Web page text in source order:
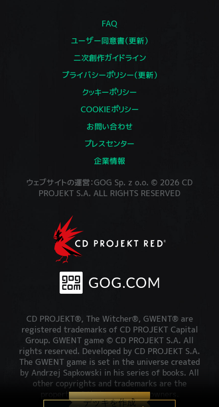
デッキを作成
FAQ
ユーザー同意書（更新）
二次創作ガイドライン
プライバシーポリシー（更新）
クッキーポリシー
COOKIEポリシー
お問い合わせ
プレスセンター
企業情報
ウェブサイトの運営：GOG Sp. z o.o. © 2026 CD
PROJEKT S.A. ALL RIGHTS RESERVED
CD PROJEKT®, The Witcher®, GWENT® are
registered trademarks of CD PROJEKT Capital
Group. GWENT game © CD PROJEKT S.A. All
rights reserved. Developed by CD PROJEKT S.A.
The GWENT game is set in the universe created
by Andrzej Sapkowski in his series of books. All
other copyrights and trademarks are the
property of their respective owners.